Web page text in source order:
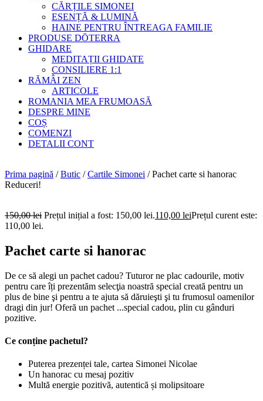
CĂRȚILE SIMONEI
ESENȚĂ & LUMINĂ
HAINE PENTRU ÎNTREAGA FAMILIE
PRODUSE DŌTERRA
GHIDARE
MEDITAȚII GHIDATE
CONSILIERE 1:1
RĂMÂI ZEN
ARTICOLE
ROMANIA MEA FRUMOASĂ
DESPRE MINE
COȘ
COMENZI
DETALII CONT
Prima pagină /Butic /Cartile Simonei / Pachet carte si hanorac
Reduceri!
150,00lei Prețul inițial a fost: 150,00 lei.110,00 leiPrețul curent este:
110,00 lei.
Pachet carte si hanorac
De ce să alegi un pachet cadou? Tuturor ne plac cadourile, motiv
pentru care îți prezentăm selecţia noastră special creată pentru un
plus de bine şi pentru a te ajuta să dăruieşti şi tu frumosul oamenilor
dragi din jur! Oferă un pachet ...special cadou, plin cu gânduri
pozitive.
Ce conține pachetul?
Puterea prezenței tale, cartea Simonei Nicolae
Un hanorac cu mesaj pozitiv
Multă energie pozitivă, autentică și molipsitoare